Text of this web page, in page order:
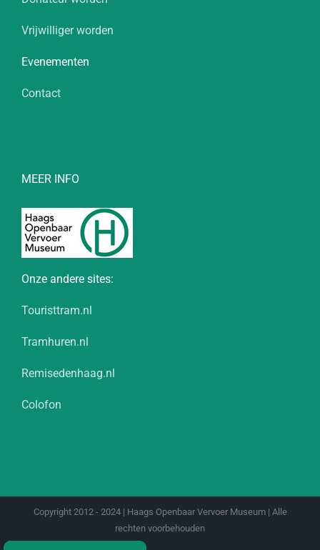
Vrijwilliger worden
Evenementen
Contact
MEER INFO
Onze andere sites:
Touristtram.nl
Tramhuren.nl
Remisedenhaag.nl
Colofon
Copyright 2012 - 2024 | Haags Openbaar Vervoer Museum | Alle
rechten voorbehouden